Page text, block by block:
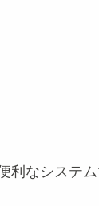
なシステム